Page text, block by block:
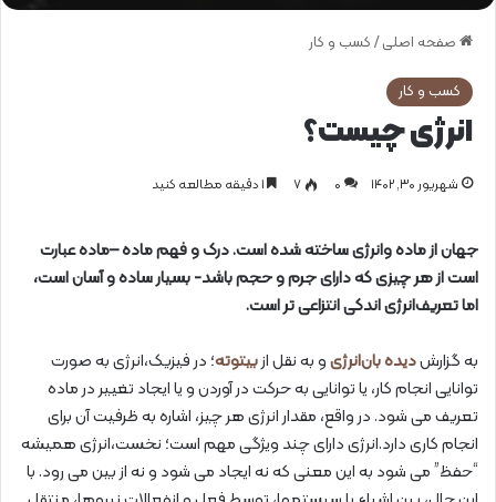
صفحه اصلی / کسب و کار
کسب و کار
انرژی چیست؟
شهریور ۳۰, ۱۴۰۲ 0 ۷
جهان از ماده وانرژی ساخته شده است. درک و فهم ماده –ماده عبارت
است از هر چیزی که دارای جرم و حجم باشد- بسیار ساده و آسان است،
اما تعریف‌انرژی اندکی انتزاعی تر است.
به گزارشدیده بان‌انرژیو به نقل ازبیتوته؛ در فیزیک،انرژی به صورت
توانایی انجام کار، یا توانایی به حرکت در آوردن و یا ایجاد تغییر در ماده
تعریف می شود. در واقع، مقدار انرژی هر چیز، اشاره به ظرفیت آن برای
انجام کاری دارد.انرژی دارای چند ویژگی مهم است؛ نخست،انرژی همیشه
“حفظ” می شود به این معنی که نه ایجاد می شود و نه از بین می رود. با